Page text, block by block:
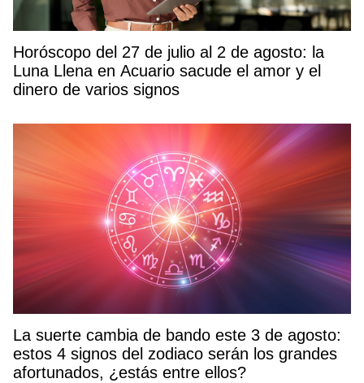
Horóscopo del 27 de julio al 2 de agosto: la
Luna Llena en Acuario sacude el amor y el
dinero de varios signos
La suerte cambia de bando este 3 de agosto:
estos 4 signos del zodiaco serán los grandes
afortunados, ¿estás entre ellos?